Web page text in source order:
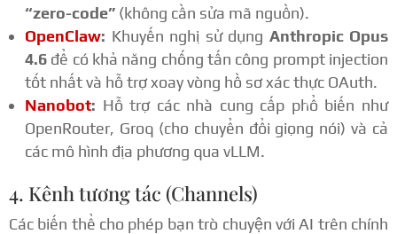
“zero-code” (không cần sửa mã nguồn).
OpenClaw: Khuyến nghị sử dụng Anthropic Opus
4.6 để có khả năng chống tấn công prompt injection
tốt nhất và hỗ trợ xoay vòng hồ sơ xác thực OAuth.
Nanobot: Hỗ trợ các nhà cung cấp phổ biến như
OpenRouter, Groq (cho chuyển đổi giọng nói) và cả
các mô hình địa phương qua vLLM.
4. Kênh tương tác (Channels)
Các biến thể cho phép bạn trò chuyện với AI trên chính